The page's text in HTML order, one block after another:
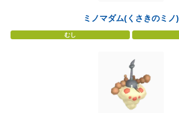
ミノマダム(くさきのミノ)
むし